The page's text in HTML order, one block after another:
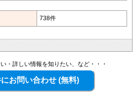
738件
・詳しい情報を知りたい、など・・・